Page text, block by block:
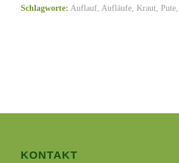
Schlagworte: Auflauf, Aufläufe, Kraut, Pute,
KONTAKT